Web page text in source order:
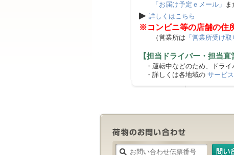
「お届け予定ｅメール」 ま
▶ 詳しくはこちら
※コンビニ等の店舗の住
（営業所は 「営業所受け取
【担当ドライバー・担当直
・運転中などのため、ドライ
・詳しくは各地域の サービ